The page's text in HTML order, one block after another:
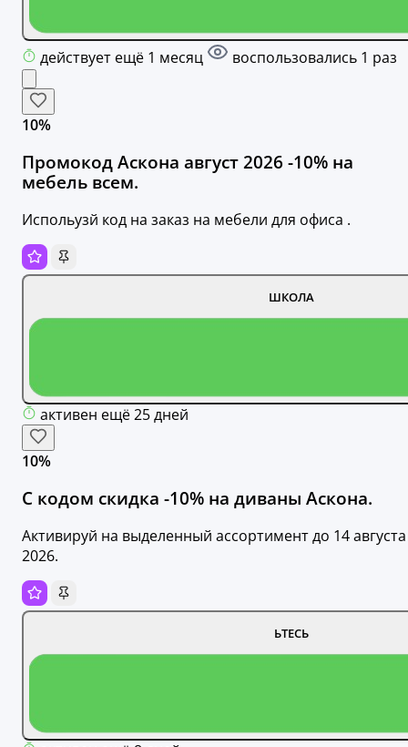
действует ещё 1 месяц воспользовались 1 раз
10%
Промокод Аскона август 2026 -10% на
мебель всем.
Испольузй код на заказ на мебели для офиса .
ШКОЛА
активен ещё 25 дней
10%
С кодом скидка -10% на диваны Аскона.
Активируй на выделенный ассортимент до 14 августа
2026.
ЬТЕСЬ